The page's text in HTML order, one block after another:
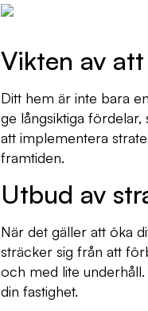
Vikten av
Ditt hem är inte bara
ge långsiktiga
att implementera
framtiden.
Utbud av
När det gäller att öka
sträcker sig från att
och med lite
din fastighet.